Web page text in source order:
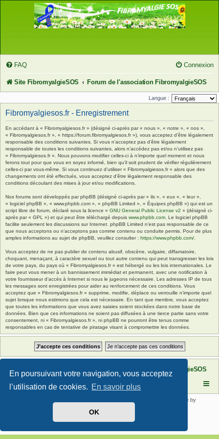
En poursuivant votre navigation, vous acceptez
l’utilisation de cookies. En savoir plus
OK
FAQ Connexion
Site FibromyalgieSOS Forum de l'association FibromyalgieSOS
Langue :
Fibromyalgiesos.fr - Enregistrement
En accédant à « Fibromyalgiesos.fr » (désigné ci-après par « nous », « notre », « nos »,
« Fibromyalgiesos.fr », « https://forum.fibromyalgiesos.fr »), vous acceptez d’être légalement
responsable des conditions suivantes. Si vous n’acceptez pas d’être légalement
responsable de toutes les conditions suivantes, alors n’accédez pas et/ou n’utilisez pas
« Fibromyalgiesos.fr ». Nous pouvons modifier celles-ci à n’importe quel moment et nous
ferons tout pour que vous en soyez informé, bien qu’il soit prudent de vérifier régulièrement
celles-ci par vous-même. Si vous continuez d’utiliser « Fibromyalgiesos.fr » alors que des
changements ont été effectués, vous acceptez d’être légalement responsable des
conditions découlant des mises à jour et/ou modifications.
Nos forums sont développés par phpBB (désigné ci-après par « ils », « eux », « leur »,
« logiciel phpBB », « www.phpbb.com », « phpBB Limited », « Équipes phpBB ») qui est un
script libre de forum, déclaré sous la licence « GNU General Public License v2 » (désigné ci-
après par « GPL ») et qui peut être téléchargé depuis www.phpbb.com . Le logiciel phpBB
facilite seulement les discussions sur Internet. phpBB Limited n’est pas responsable de ce
que nous acceptons ou n’acceptons pas comme contenu ou conduite permis. Pour de plus
amples informations au sujet de phpBB, veuillez consulter : https://www.phpbb.com/
Vous acceptez de ne pas publier de contenu abusif, obscène, vulgaire, diffamatoire,
choquant, menaçant, à caractère sexuel ou tout autre contenu qui peut transgresser les lois
de votre pays, du pays où « Fibromyalgiesos.fr » est hébergé ou les lois internationales. Le
faire peut vous mener à un bannissement immédiat et permanent, avec une notification à
votre fournisseur d’accès à Internet si nous le jugeons nécessaire. Les adresses IP de tous
les messages sont enregistrées pour aider au renforcement de ces conditions. Vous
acceptez que « Fibromyalgiesos.fr » supprime, modifie, déplace ou verrouille n’importe quel
sujet lorsque nous estimons que cela est nécessaire. En tant que membre, vous acceptez
que toutes les informations que vous avez saisies soient stockées dans notre base de
données. Bien que ces informations ne soient pas diffusées à une tierce partie sans votre
consentement, ni « Fibromyalgiesos.fr », ni phpBB ne pourront être tenus comme
responsables en cas de tentative de piratage visant à compromettre les données.
Site FibromyalgieSOS Forum de l'association FibromyalgieSOS
® Forum Software © phpBB Limited | SE Square by
Traduit par